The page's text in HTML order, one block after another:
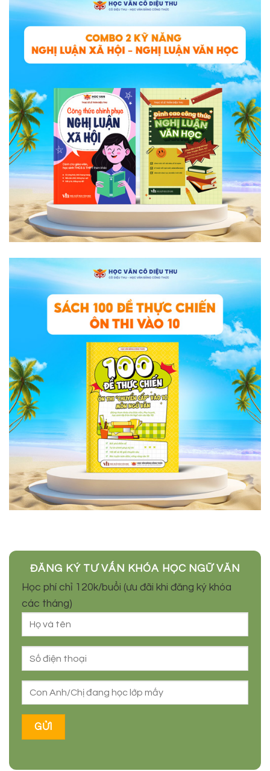
ĐĂNG KÝ TƯ VẤN KHÓA HỌC NGỮ VĂN
Học phí chỉ 120k/buổi (ưu đãi khi đăng ký khóa
các tháng)